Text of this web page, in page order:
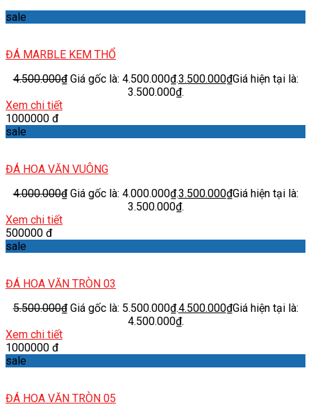
sale
ĐÁ MARBLE KEM THỔ
4.500.000₫ Giá gốc là: 4.500.000₫.3.500.000₫Giá hiện tại là:
3.500.000₫.
Xem chi tiết
1000000 đ
sale
ĐÁ HOA VĂN VUÔNG
4.000.000₫ Giá gốc là: 4.000.000₫.3.500.000₫Giá hiện tại là:
3.500.000₫.
Xem chi tiết
500000 đ
sale
ĐÁ HOA VĂN TRÒN 03
5.500.000₫ Giá gốc là: 5.500.000₫.4.500.000₫Giá hiện tại là:
4.500.000₫.
Xem chi tiết
1000000 đ
sale
ĐÁ HOA VĂN TRÒN 05